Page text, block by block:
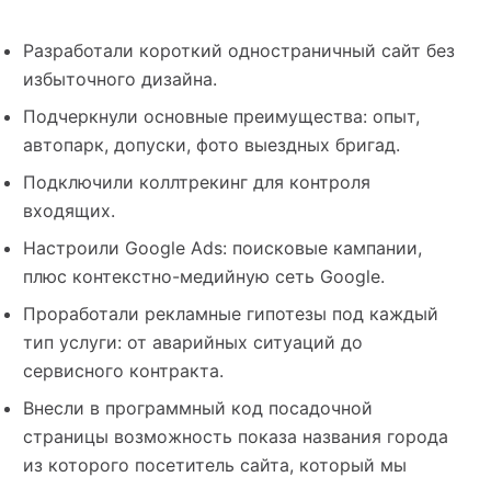
Разработали короткий одностраничный сайт без
избыточного дизайна.
Подчеркнули основные преимущества: опыт,
автопарк, допуски, фото выездных бригад.
Подключили коллтрекинг для контроля
входящих.
Настроили Google Ads: поисковые кампании,
плюс контекстно-медийную сеть Google.
Проработали рекламные гипотезы под каждый
тип услуги: от аварийных ситуаций до
сервисного контракта.
Внесли в программный код посадочной
страницы возможность показа названия города
из которого посетитель сайта, который мы